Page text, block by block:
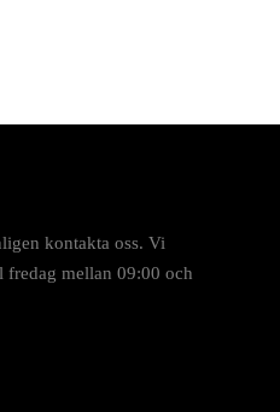
kontakta oss. Vi
fredag mellan 09:00 och